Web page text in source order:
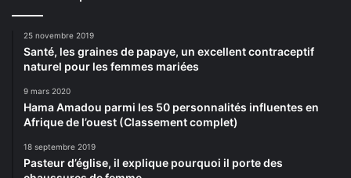
25 novembre 2019
Santé, les graines de papaye, un excellent contraceptif
naturel pour les femmes mariées
9 mars 2020
Hama Amadou parmi les 50 personnalités influentes en
Afrique de l’ouest (Classement complet)
18 septembre 2019
Pasteur d’église, il explique pourquoi il porte des